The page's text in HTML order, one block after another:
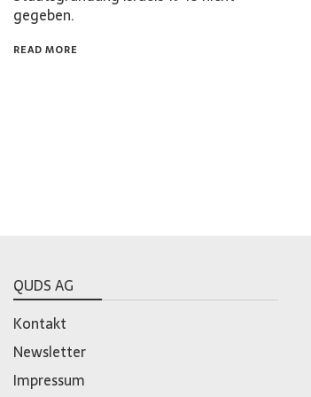
gegeben.
READ MORE
QUDS AG
Kontakt
Newsletter
Impressum